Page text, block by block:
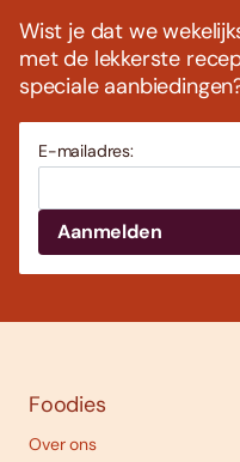
Wist je dat we
met de lekkerste
speciale
E-mailadres:
Foodies
Over ons